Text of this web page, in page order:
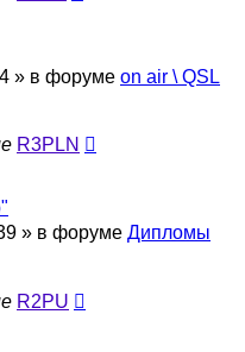
» в форуме on air \ QSL
R3PLN
» в форуме Дипломы
R2PU